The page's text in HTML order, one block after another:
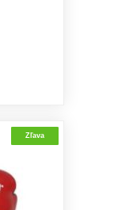
Zľava